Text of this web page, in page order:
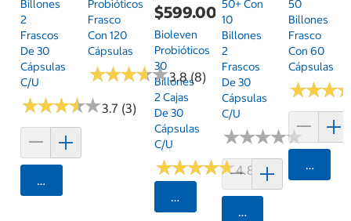
Billones
2
Frascos
De 30
Cápsulas
C/u
★★★★★
★★★★★3.7 (3)
Agregar
Probióticos
Frasco
Con 120
Cápsulas
★★★★★
★★★★★3.8 (8)
$599.00
Bioleven
Probióticos
30
Billones
2 Cajas
De 30
Cápsulas
C/u
★★★★★
★★★★★4.8 (181)
Seleccionar Código Postal
50+ Con
10
Billones
2
Frascos
De 30
Cápsulas
C/u
★★★★★
★★★★★
Agregar
50
Billones
Frasco
Con 60
Cápsulas
★★★
★★★